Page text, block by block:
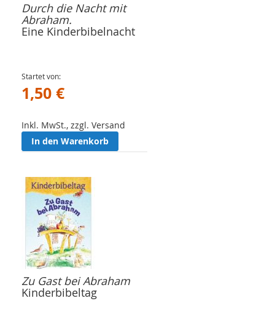
Durch die Nacht mit
Abraham.
Eine Kinderbibelnacht
Startet von
1,50 €
Inkl. MwSt., zzgl. Versand
In den Warenkorb
Zu Gast bei Abraham
Kinderbibeltag